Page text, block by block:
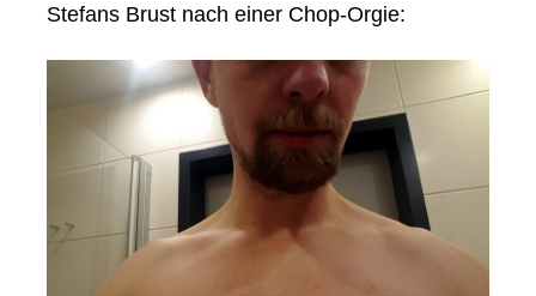
Stefans Brust nach einer Chop-Orgie: